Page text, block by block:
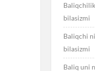
bilasizmi
Baliqchi
bilasizmi
Baliq uni